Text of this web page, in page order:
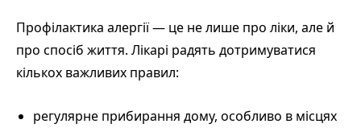
Профілактика алергії — це не лише про ліки, але й
про спосіб життя. Лікарі радять дотримуватися
кількох важливих правил:
регулярне прибирання дому, особливо в місцях